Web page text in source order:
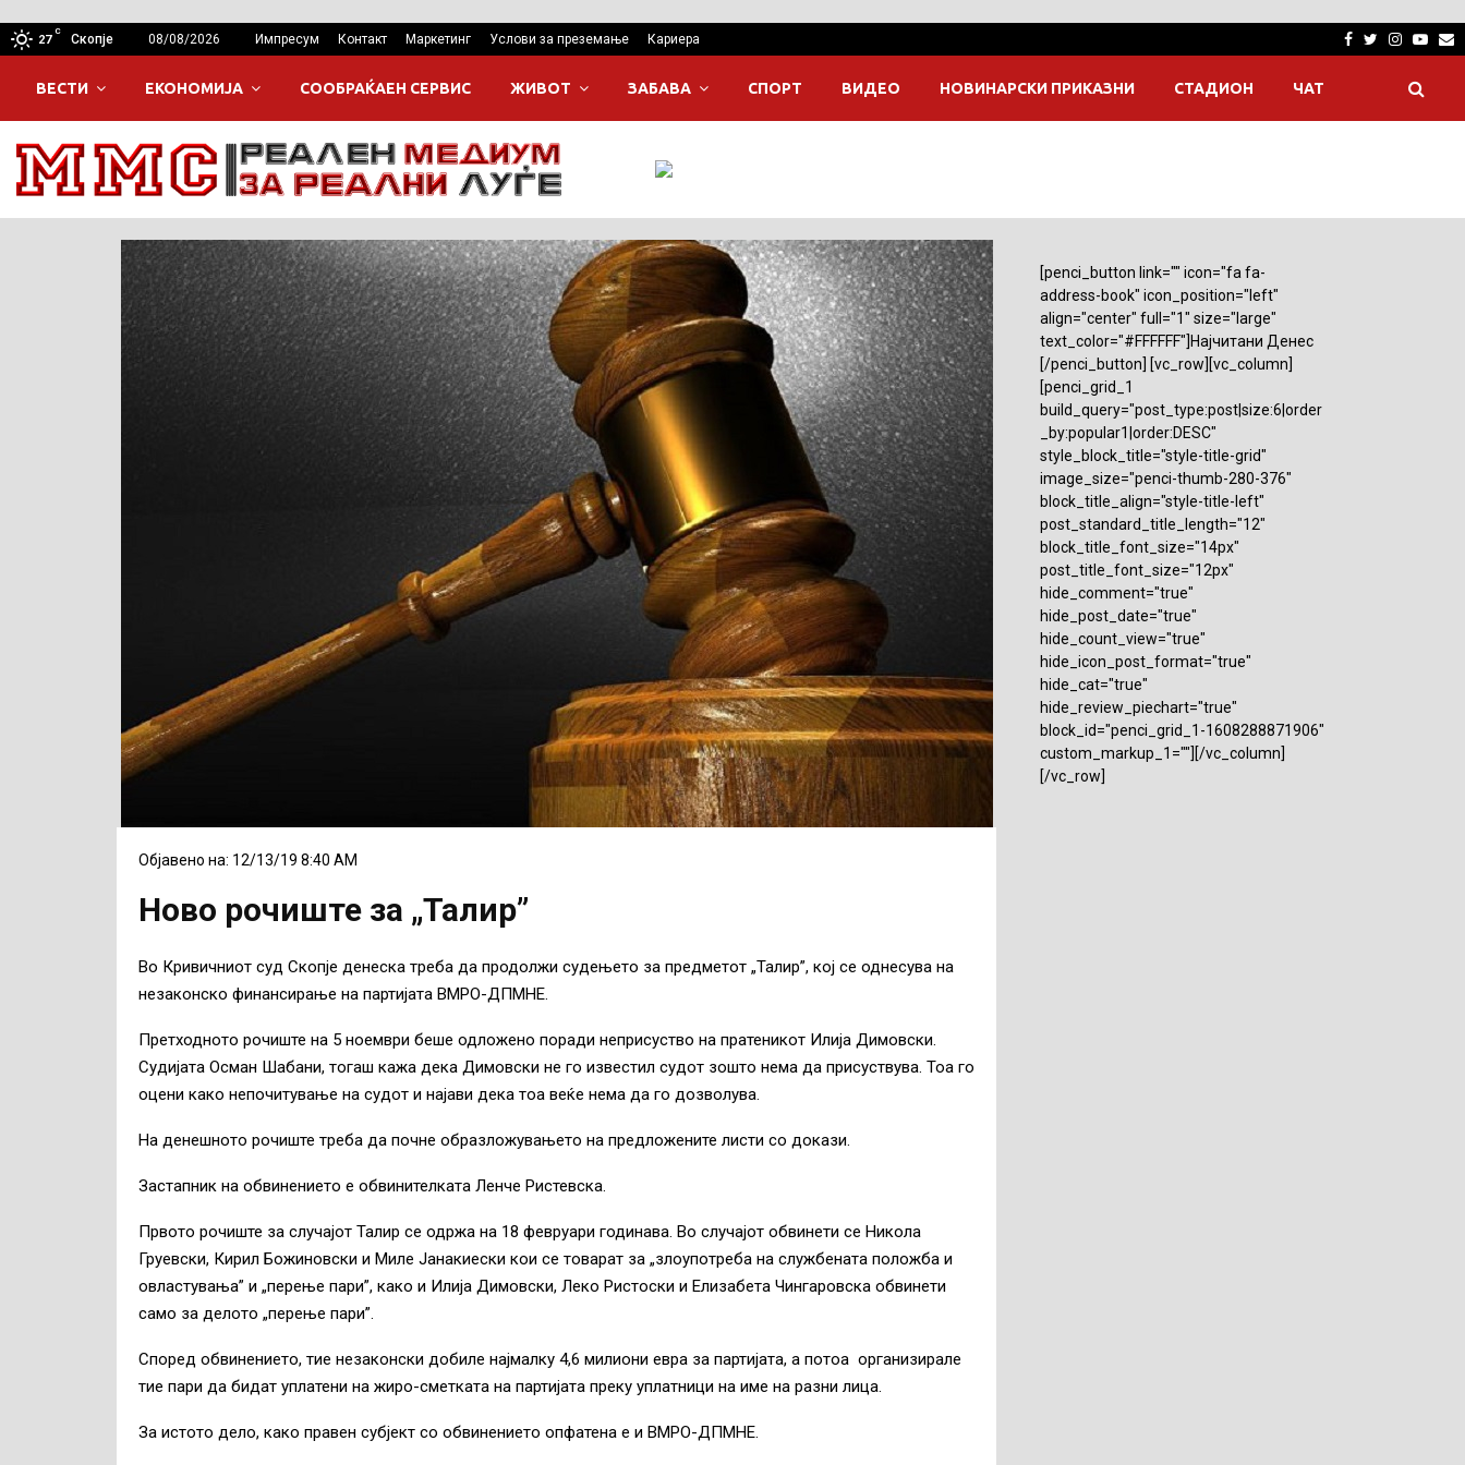
27
C
Скопје 08/08/2026 Импресум Контакт Маркетинг Услови за преземање Кариера Facebook
Twitter
ВЕСТИ ЕКОНОМИЈА СООБРАЌАЕН СЕРВИС ЖИВОТ ЗАБАВА СПОРТ ВИДЕО НОВИНАРСКИ ПРИКАЗНИ СТАДИОН ЧАТ
Објавено на: 12/13/19 8:40 AM
Ново рочиште за „Талир”
Во Кривичниот суд Скопје денеска треба да продолжи судењето за предметот „Талир”, кој се однесува на
незаконско финансирање на партијата ВМРО-ДПМНЕ.
Претходното рочиште на 5 ноември беше одложено поради неприсуство на пратеникот Илија Димовски.
Судијата Осман Шабани, тогаш кажа дека Димовски не го известил судот зошто нема да присуствува. Тоа го
оцени како непочитување на судот и најави дека тоа веќе нема да го дозволува.
На денешното рочиште треба да почне образложувањето на предложените листи со докази.
Застапник на обвинението е обвинителката Ленче Ристевска.
Првото рочиште за случајот Талир се одржа на 18 февруари годинава. Во случајот обвинети се Никола
Груевски, Кирил Божиновски и Миле Јанакиески кои се товарат за „злоупотреба на службената положба и
овластувања” и „перење пари”, како и Илија Димовски, Леко Ристоски и Елизабета Чингаровска обвинети
само за делото „перење пари”.
Според обвинението, тие незаконски добиле најмалку 4,6 милиони евра за партијата, а потоа организирале
тие пари да бидат уплатени на жиро-сметката на партијата преку уплатници на име на разни лица.
За истото дело, како правен субјект со обвинението опфатена е и ВМРО-ДПМНЕ.
[penci_button link="" icon="fa fa-
address-book" icon_position="left"
align="center" full="1" size="large"
text_color="#FFFFFF"]Најчитани Денес
[/penci_button] [vc_row][vc_column]
[penci_grid_1
build_query="post_type:post|size:6|order
_by:popular1|order:DESC"
style_block_title="style-title-grid"
image_size="penci-thumb-280-376"
block_title_align="style-title-left"
post_standard_title_length="12"
block_title_font_size="14px"
post_title_font_size="12px"
hide_comment="true"
hide_post_date="true"
hide_count_view="true"
hide_icon_post_format="true"
hide_cat="true"
hide_review_piechart="true"
block_id="penci_grid_1-1608288871906"
custom_markup_1=""][/vc_column]
[/vc_row]